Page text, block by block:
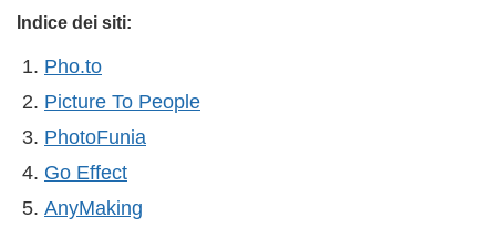
Indice dei siti:
Pho.to
Picture To People
PhotoFunia
Go Effect
AnyMaking